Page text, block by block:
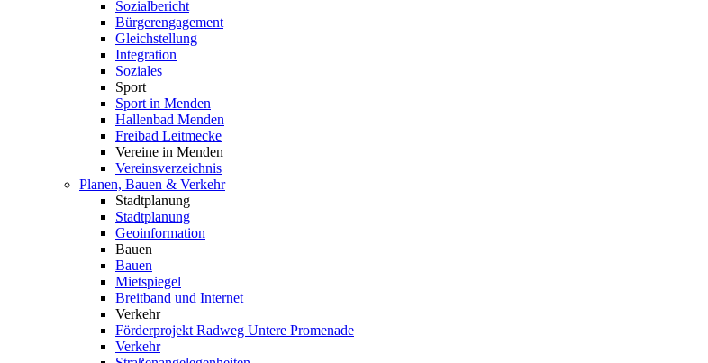
Sozialbericht
Bürgerengagement
Gleichstellung
Integration
Soziales
Sport
Sport in Menden
Hallenbad Menden
Freibad Leitmecke
Vereine in Menden
Vereinsverzeichnis
Planen, Bauen & Verkehr
Stadtplanung
Stadtplanung
Geoinformation
Bauen
Bauen
Mietspiegel
Breitband und Internet
Verkehr
Förderprojekt Radweg Untere Promenade
Verkehr